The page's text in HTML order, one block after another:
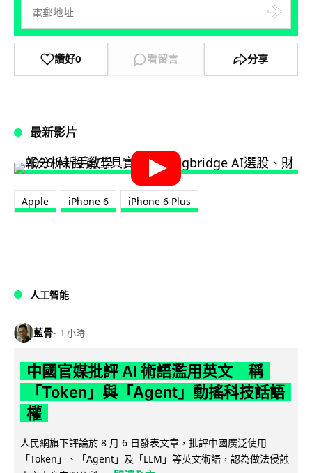
讚好0 看留言 分享
最新影片
Apple iPhone 6 iPhone 6 Plus
人工智能
藍骨 1 小時
中國官媒批評 AI 術語濫用英文 稱
「Token」與「Agent」動搖科技話語
權
人民網旗下評論於 8 月 6 日發表文章，批評中國廣泛使用
「Token」、「Agent」及「LLM」等英文術語，認為做法侵蝕